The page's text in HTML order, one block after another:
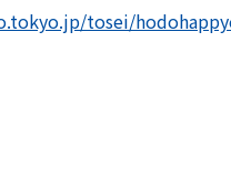
tosei/